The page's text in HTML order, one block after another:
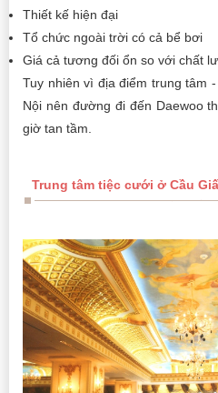
Thiết kế hiện đại
Tổ chức ngoài trời có cả bể bơi
Giá cả tương đối ổn so với chất
Tuy nhiên vì địa điểm trung tâm
Nội nên đường đi đến Daewoo
giờ tan tầm.
Trung tâm tiệc cưới ở Cầu